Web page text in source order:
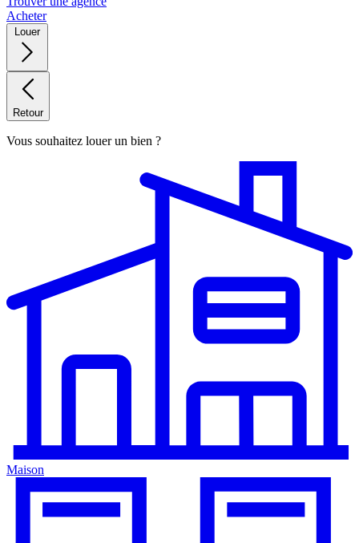
Acheter
Louer
Retour
Vous souhaitez louer un bien ?
Maison